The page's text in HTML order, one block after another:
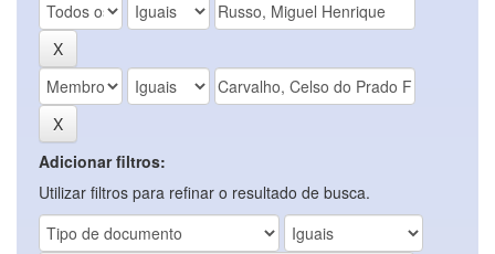
Adicionar filtros:
Utilizar filtros para refinar o resultado de busca.